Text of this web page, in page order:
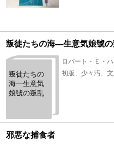
叛徒たちの海―生意気娘號
叛徒たちの
海―生意気
娘號の叛乱
ロバート・Ｅ・
初版、少々汚、
邪悪な捕食者